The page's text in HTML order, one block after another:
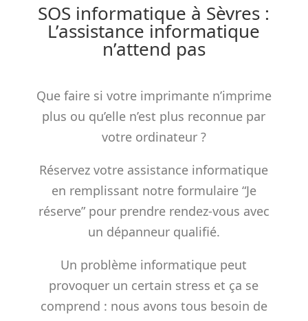
SOS informatique à Sèvres :
L’assistance informatique
n’attend pas
Que faire si votre imprimante n’imprime
plus ou qu’elle n’est plus reconnue par
votre ordinateur ?
Réservez votre assistance informatique
en remplissant notre formulaire “Je
réserve” pour prendre rendez-vous avec
un dépanneur qualifié.
Un problème informatique peut
provoquer un certain stress et ça se
comprend : nous avons tous besoin de